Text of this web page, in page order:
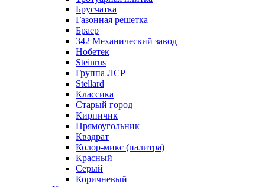
Брусчатка
Газонная решетка
Браер
342 Механический завод
Нобетек
Steinrus
Группа ЛСР
Stellard
Классика
Старый город
Кирпичик
Прямоугольник
Квадрат
Колор-микс (палитра)
Красный
Серый
Коричневый